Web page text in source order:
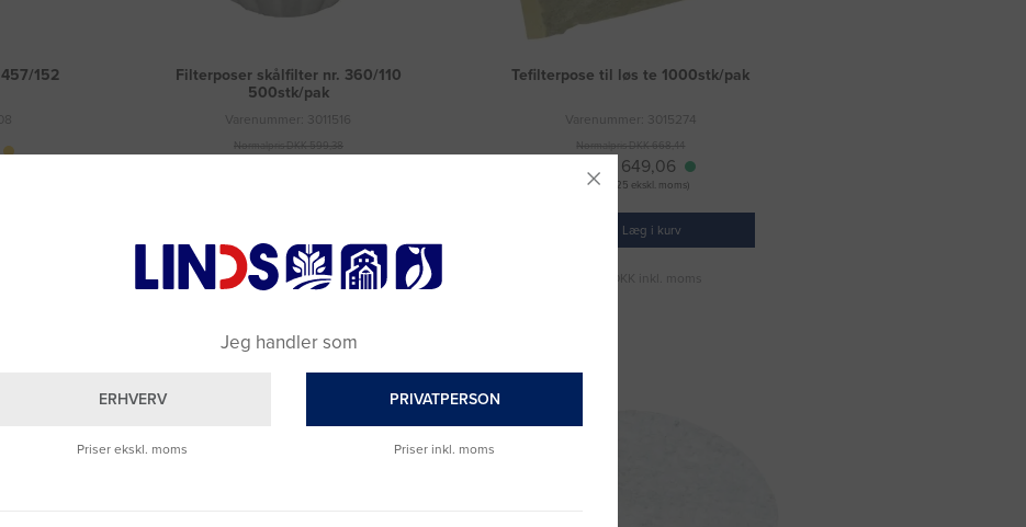
152
Filterposer skålfilter nr. 360/110
500stk/pak
Varenummer: 3011516
Normalpris DKK 599,38
Fragt 49 DKK inkl. moms
Tefilterpose til løs te 1000stk/pak
Varenummer: 3015274
Normalpris DKK 668,44
DKK 649,06
(DKK 519,25 ekskl. moms)
Læg i kurv
Fragt 49 DKK inkl. moms
Jeg handler som
ERHVERV
Priser ekskl. moms
PRIVATPERSON
Priser inkl. moms